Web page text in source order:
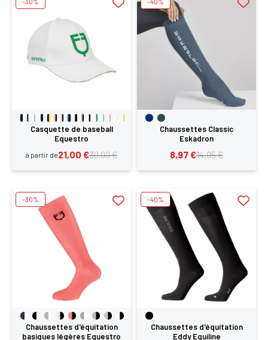
Casquette de baseball
Equestro
à partir de 30,00 €
21,00 €
Chaussettes Classic
Eskadron
14,95 €
8,97 €
Chaussettes d'équitation
basiques légères Equestro
-30%
Chaussettes d'équitation
Eddy Equiline
-40%